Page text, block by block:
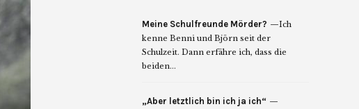
Meine Schulfreunde Mörder?
Ich
kenne Benni und Björn seit der
Schulzeit. Dann erfähre ich, dass die
beiden...
„Aber letztlich bin ich ja ich“